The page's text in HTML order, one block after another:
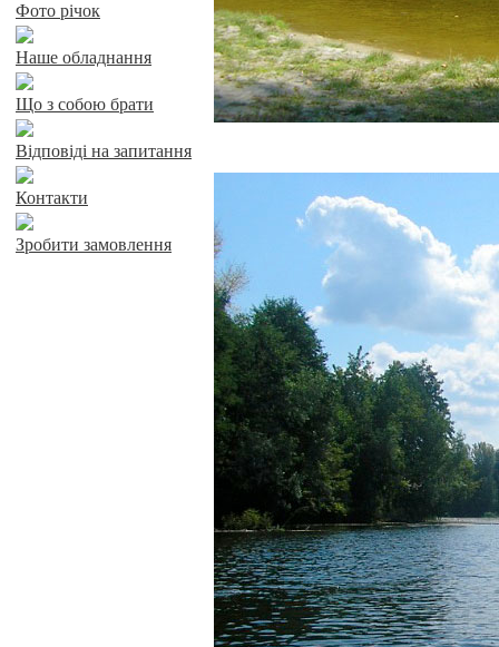
Фото річок
Наше обладнання
Що з собою брати
Відповіді на запитання
Контакти
Зробити замовлення